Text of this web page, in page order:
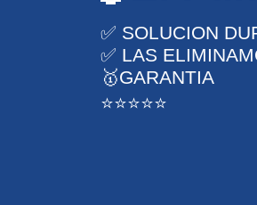
✅ SOLUCION
✅ LAS
🥇GARANTIA
⭐⭐⭐⭐⭐